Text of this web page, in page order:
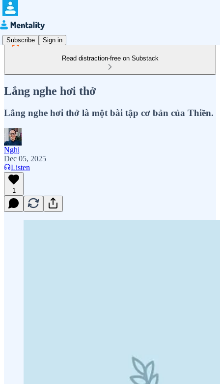
Subscribe Sign in
Read distraction-free on Substack
Lắng nghe hơi thở
Lắng nghe hơi thở là một bài tập cơ bản của Thiền.
Nghị
Dec 05, 2025
Listen
1